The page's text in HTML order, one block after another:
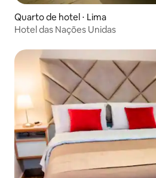
Quarto de hotel ⋅ Lima
Hotel das Nações Unidas